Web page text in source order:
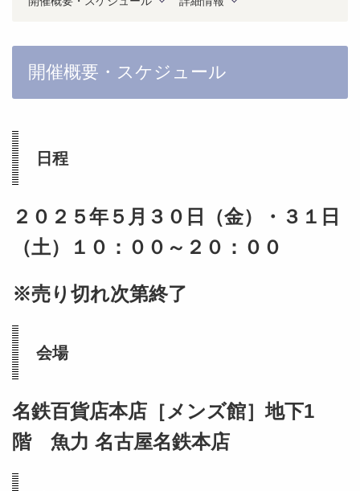
開催概要・スケジュール
日程
２０２５年５月３０日（金）・３１日
（土）１０：００～２０：００
※売り切れ次第終了
会場
名鉄百貨店本店［メンズ館］地下1
階 魚力 名古屋名鉄本店